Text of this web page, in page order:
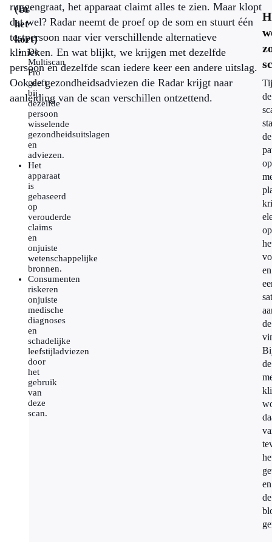
(In
het
kort)
De
Multiscan
Pro
geeft
bij
dezelfde
persoon
wisselende
gezondheidsuitslagen
en
adviezen.
Het
apparaat
is
gebaseerd
op
verouderde
claims
en
onjuiste
wetenschappelijke
bronnen.
Consumenten
riskeren
onjuiste
medische
diagnoses
en
schadelijke
leefstijladviezen
door
het
gebruik
van
deze
scan.
ruggengraat, het apparaat claimt alles te zien. Maar klopt
dat wel? Radar neemt de proef op de som en stuurt één
testpersoon naar vier verschillende alternatieve
klinieken. En wat blijkt, we krijgen met dezelfde
persoon en dezelfde scan iedere keer een andere uitslag.
Ook de gezondheidsadviezen die Radar krijgt naar
aanleiding van de scan verschillen ontzettend.
de
de
op
op
en
de
de
en
de